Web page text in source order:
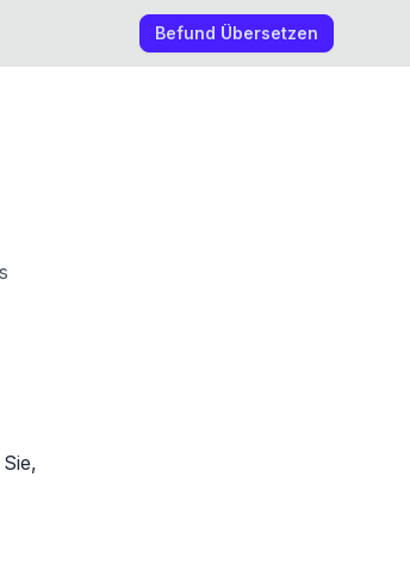
Befund Übersetzen